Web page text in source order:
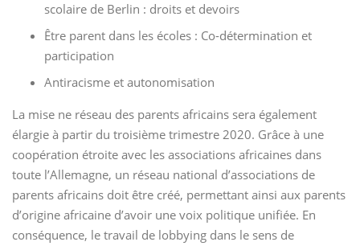
scolaire de Berlin : droits et devoirs
Être parent dans les écoles : Co-détermination et
participation
Antiracisme et autonomisation
La mise ne réseau des parents africains sera également
élargie à partir du troisième trimestre 2020. Grâce à une
coopération étroite avec les associations africaines dans
toute l’Allemagne, un réseau national d’associations de
parents africains doit être créé, permettant ainsi aux parents
d’origine africaine d’avoir une voix politique unifiée. En
conséquence, le travail de lobbying dans le sens de